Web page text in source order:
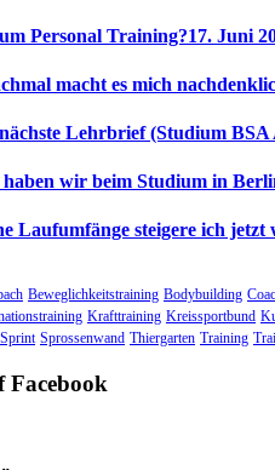
Personal Training?17. Juni
macht es mich
Lehrbrief (Studium BSA
haben wir beim Studium in
Laufumfänge steigere ich jetzt
Beweglichkeitstraining Bodybuilding
Krafttraining Kreissportbund
Sprint Sprossenwand Thiergarten Training
Facebook